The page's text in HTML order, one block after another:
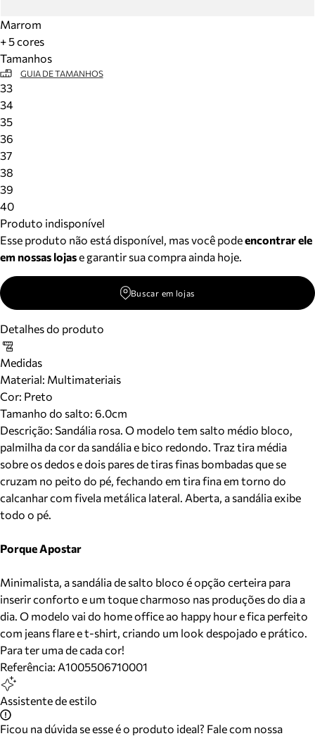
Marrom
+ 5 cores
Tamanhos
GUIA DE TAMANHOS
33
34
35
36
37
38
39
40
Produto indisponível
Esse produto não está disponível, mas você podeencontrar ele
em nossas lojase garantir sua compra ainda hoje.
Buscar em lojas
Detalhes do produto
Medidas
Material: Multimateriais
Cor: Preto
Tamanho do salto: 6.0cm
Descrição: Sandália rosa. O modelo tem salto médio bloco,
palmilha da cor da sandália e bico redondo. Traz tira média
sobre os dedos e dois pares de tiras finas bombadas que se
cruzam no peito do pé, fechando em tira fina em torno do
calcanhar com fivela metálica lateral. Aberta, a sandália exibe
todo o pé.
Porque Apostar
Minimalista, a sandália de salto bloco é opção certeira para
inserir conforto e um toque charmoso nas produções do dia a
dia. O modelo vai do home office ao happy hour e fica perfeito
com jeans flare e t-shirt, criando um look despojado e prático.
Para ter uma de cada cor!
Referência: A1005506710001
Assistente de estilo
Ficou na dúvida se esse é o produto ideal? Fale com nossa